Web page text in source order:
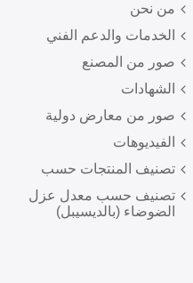
من نحن
الخدمات والدعم الفني
صور من المصنع
الشهادات
صور من معارض دولية
الفيديوهات
تصنيف المنتجات حسب
تصنيف حسب معدل عزل
الضوضاء (بالديسيبل)